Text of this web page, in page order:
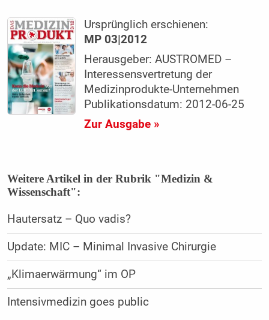
Ursprünglich erschienen:
MP 03|2012
Herausgeber: AUSTROMED –
Interessensvertretung der
Medizinprodukte-Unternehmen
Publikationsdatum: 2012-06-25
Zur Ausgabe »
Weitere Artikel in der Rubrik "Medizin &
Wissenschaft":
Hautersatz – Quo vadis?
Update: MIC – Minimal Invasive Chirurgie
„Klimaerwärmung“ im OP
Intensivmedizin goes public